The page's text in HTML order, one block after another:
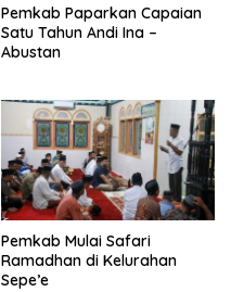
Pemkab Paparkan Capaian
Satu Tahun Andi Ina –
Abustan
Pemkab Mulai Safari
Ramadhan di Kelurahan
Sepe’e